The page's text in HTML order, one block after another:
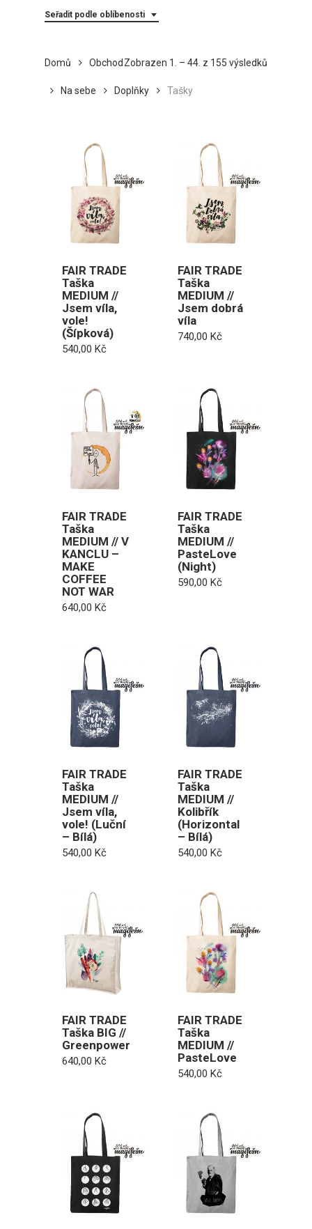
Seřadit podle oblíbenosti
Zobrazen 1. – 44. z 155 výsledků
Domů Obchod
Na sebe Doplňky Tašky
FAIR TRADE
Taška
MEDIUM //
Jsem víla,
vole!
(Šípková)
540,00 Kč
FAIR TRADE
Taška
MEDIUM //
Jsem dobrá
víla
740,00Kč
FAIR TRADE
Taška
MEDIUM // V
KANCLU –
MAKE
COFFEE
NOT WAR
640,00 Kč
FAIR TRADE
Taška
MEDIUM //
PasteLove
(Night)
590,00Kč
FAIR TRADE
Taška
MEDIUM //
Jsem víla,
vole! (Luční
– Bílá)
540,00 Kč
FAIR TRADE
Taška
MEDIUM //
Kolibřík
(Horizontal
– Bílá)
540,00Kč
FAIR TRADE
Taška BIG //
Greenpower
640,00 Kč
FAIR TRADE
Taška
MEDIUM //
PasteLove
540,00Kč